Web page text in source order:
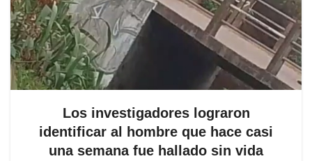
Los investigadores lograron
identificar al hombre que hace casi
una semana fue hallado sin vida